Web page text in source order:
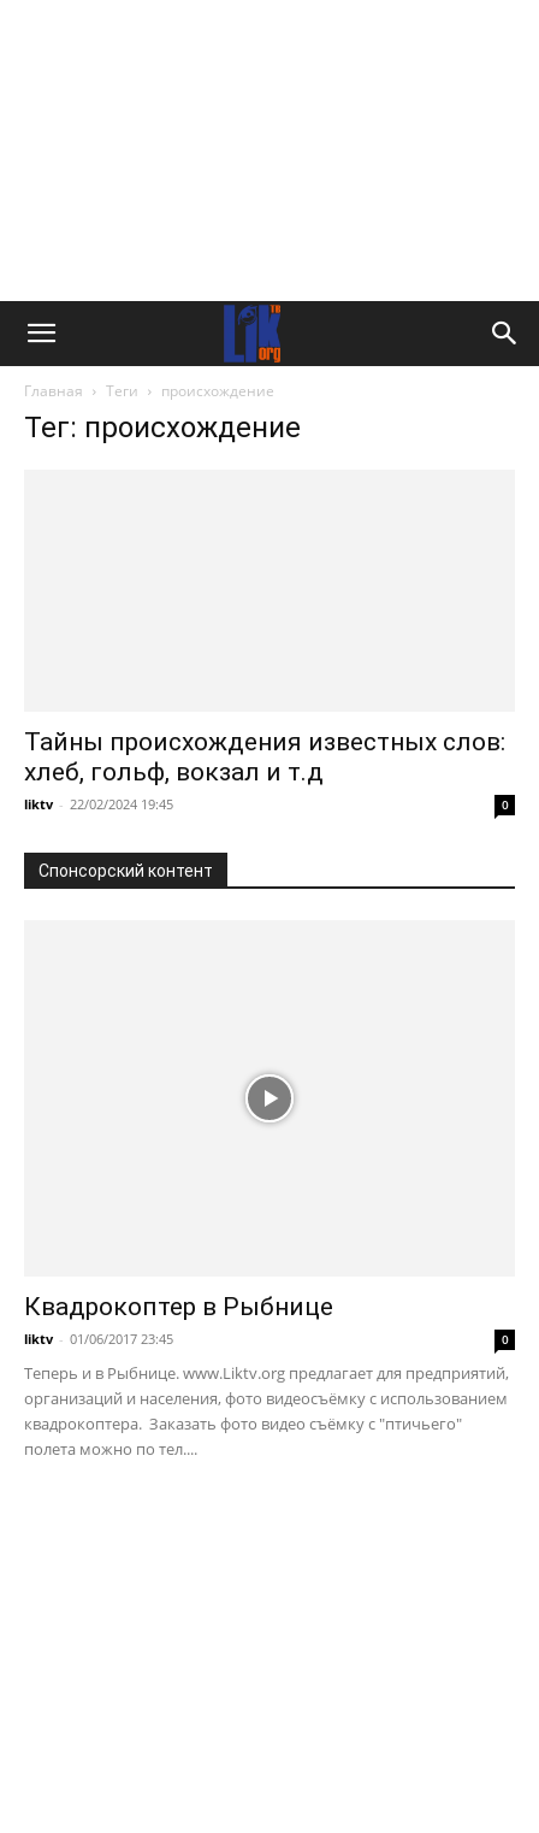
Главная Теги происхождение
Тег: происхождение
Тайны происхождения известных слов:
хлеб, гольф, вокзал и т.д
liktv - 22/02/2024 19:45 0
Спонсорский контент
Квадрокоптер в Рыбнице
liktv - 01/06/2017 23:45 0
Теперь и в Рыбнице. www.Liktv.org предлагает для предприятий,
организаций и населения, фото видеосъёмку с использованием
квадрокоптера. Заказать фото видео съёмку с "птичьего"
полета можно по тел....